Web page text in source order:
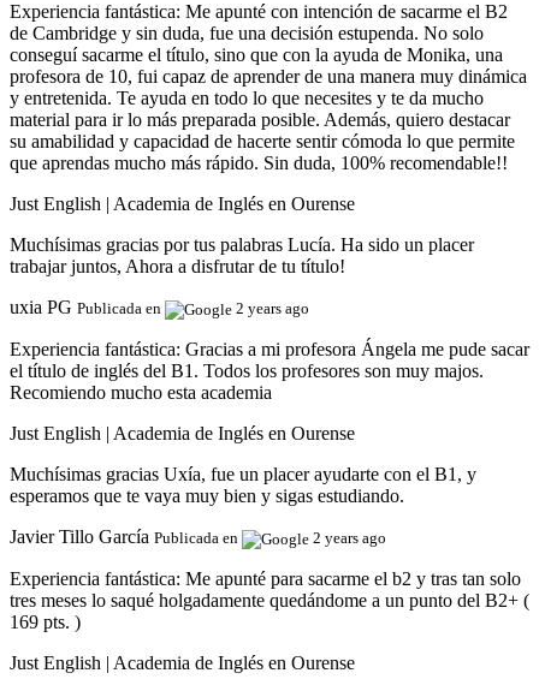
Experiencia fantástica: Me apunté con intención de sacarme el B2
de Cambridge y sin duda, fue una decisión estupenda. No solo
conseguí sacarme el título, sino que con la ayuda de Monika, una
profesora de 10, fui capaz de aprender de una manera muy dinámica
y entretenida. Te ayuda en todo lo que necesites y te da mucho
material para ir lo más preparada posible. Además, quiero destacar
su amabilidad y capacidad de hacerte sentir cómoda lo que permite
que aprendas mucho más rápido. Sin duda, 100% recomendable!!
Just English | Academia de Inglés en Ourense
Muchísimas gracias por tus palabras Lucía. Ha sido un placer
trabajar juntos, Ahora a disfrutar de tu título!
uxia PG Publicada en 2 years ago
Experiencia fantástica: Gracias a mi profesora Ángela me pude sacar
el título de inglés del B1. Todos los profesores son muy majos.
Recomiendo mucho esta academia
Just English | Academia de Inglés en Ourense
Muchísimas gracias Uxía, fue un placer ayudarte con el B1, y
esperamos que te vaya muy bien y sigas estudiando.
Javier Tillo García Publicada en 2 years ago
Experiencia fantástica: Me apunté para sacarme el b2 y tras tan solo
tres meses lo saqué holgadamente quedándome a un punto del B2+ (
169 pts. )
Just English | Academia de Inglés en Ourense